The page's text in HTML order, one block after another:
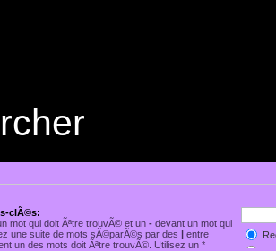
clÃ©s:
mot qui doit Ãªtre trouvÃ© et un- devant un mot qui
une suite de mots sÃ©parÃ©s par des| entre
un des mots doit Ãªtre trouvÃ©. Utilisez un *